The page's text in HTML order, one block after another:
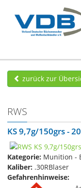
zurück zur
RWS
KS 9,7g/150grs -
Kategorie: Munition -
Kaliber: .30RBlaser
Gefahrenhinweise: